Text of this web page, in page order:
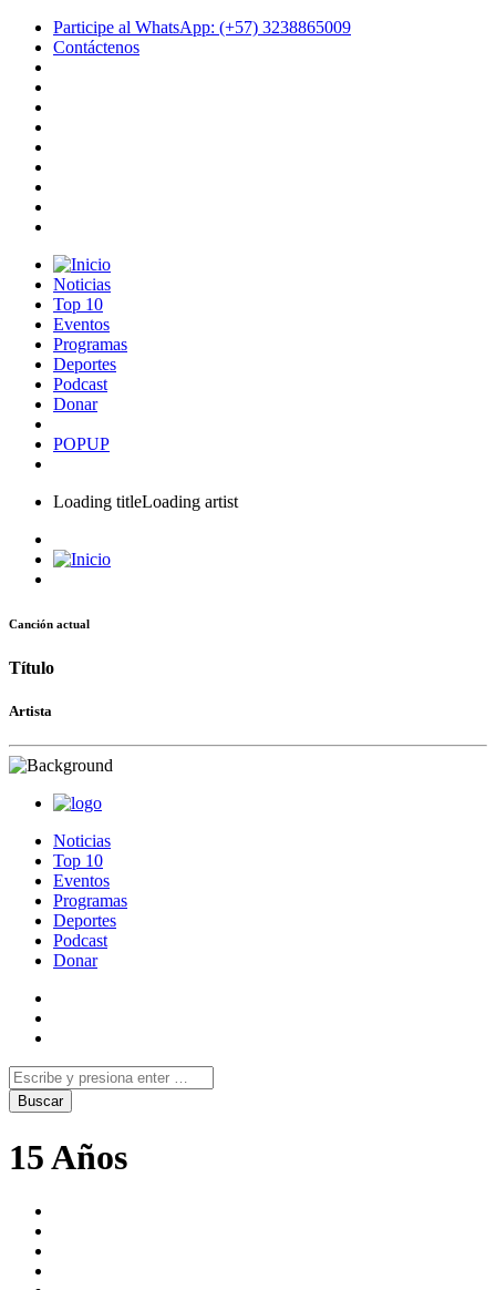
Participe al WhatsApp: (+57) 3238865009
Contáctenos
Noticias
Top 10
Eventos
Programas
Deportes
Podcast
Donar
POPUP
Loading titleLoading artist
Canción actual
Título
Artista
Noticias
Top 10
Eventos
Programas
Deportes
Podcast
Donar
15 Años